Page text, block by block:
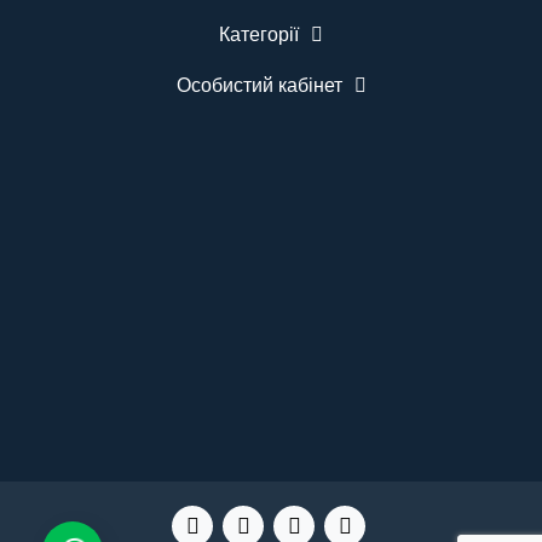
розширення системи. Гарантія 12 місяців.
шт. Бездротова кнопка виклику медсестри
Категорії
Особистий кабінет